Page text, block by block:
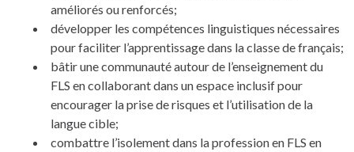
améliorés ou renforcés;
développer les compétences linguistiques nécessaires
pour faciliter l’apprentissage dans la classe de français;
bâtir une communauté autour de l’enseignement du
FLS en collaborant dans un espace inclusif pour
encourager la prise de risques et l’utilisation de la
langue cible;
combattre l’isolement dans la profession en FLS en